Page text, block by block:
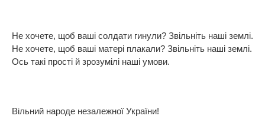
Не хочете, щоб ваші солдати гинули? Звільніть наші землі.
Не хочете, щоб ваші матері плакали? Звільніть наші землі.
Ось такі прості й зрозумілі наші умови.
Вільний народе незалежної України!